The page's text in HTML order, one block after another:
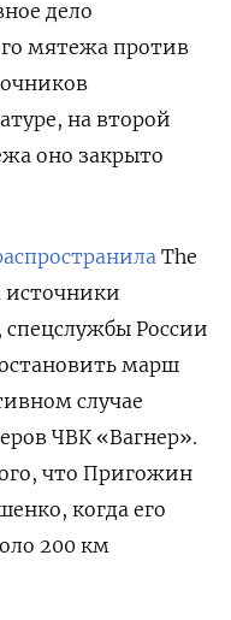
дело
мятежа против
на второй
оно закрыто
The
источники
России
марш
случае
ЧВК «Вагнер».
что Пригожин
когда его
200 км